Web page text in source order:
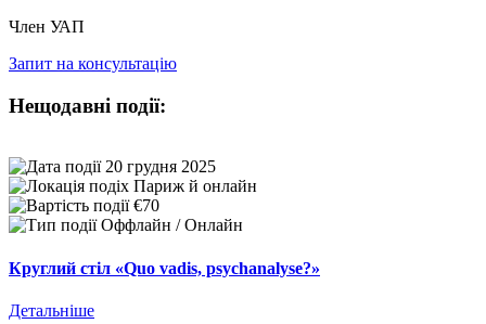
Член УАП
Запит на консультацію
Нещодавні події:
20 грудня 2025
Париж й онлайн
€70
Оффлайн / Онлайн
Круглий стіл «Quo vadis, psychanalyse?»
Детальніше